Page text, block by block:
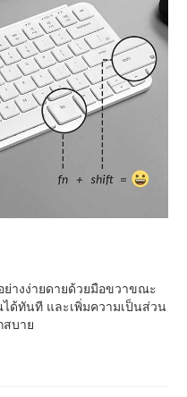
ย่างง่ายดายด้วยมือขวาขณะ
ทันที และเพิ่มความเป็นส่วน
สบาย